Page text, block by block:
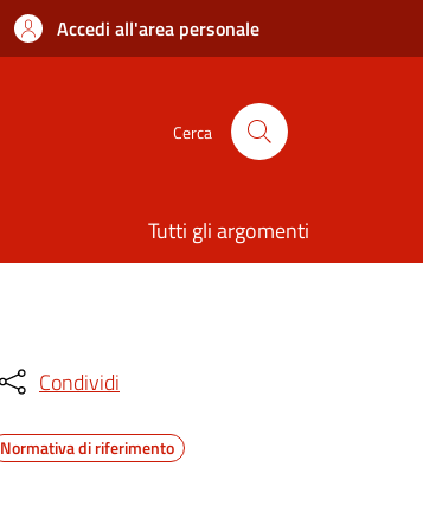
Accedi all'area personale
Cerca
Tutti gli argomenti
Condividi
Normativa di riferimento